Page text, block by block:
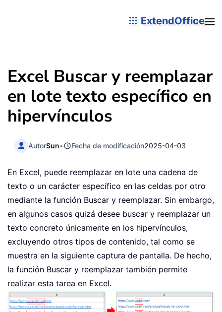
ExtendOffice
Excel Buscar y reemplazar
en lote texto específico en
hipervínculos
AutorSun• Fecha de modificación2025-04-03
En Excel, puede reemplazar en lote una cadena de
texto o un carácter específico en las celdas por otro
mediante la función Buscar y reemplazar. Sin embargo,
en algunos casos quizá desee buscar y reemplazar un
texto concreto únicamente en los hipervínculos,
excluyendo otros tipos de contenido, tal como se
muestra en la siguiente captura de pantalla. De hecho,
la función Buscar y reemplazar también permite
realizar esta tarea en Excel.